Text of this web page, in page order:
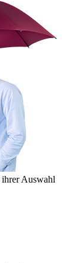
Auswahl